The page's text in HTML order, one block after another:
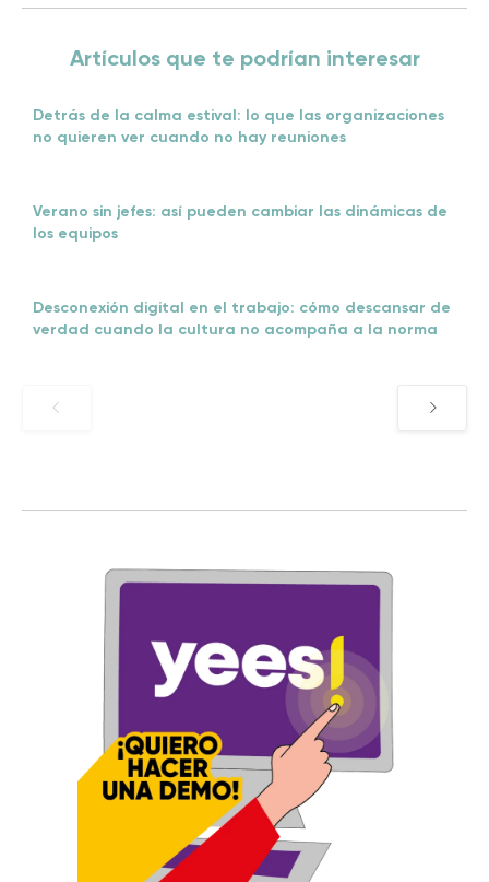
Artículos que te podrían interesar
Detrás de la calma estival: lo que las organizaciones
no quieren ver cuando no hay reuniones
Verano sin jefes: así pueden cambiar las dinámicas de
los equipos
Desconexión digital en el trabajo: cómo descansar de
verdad cuando la cultura no acompaña a la norma